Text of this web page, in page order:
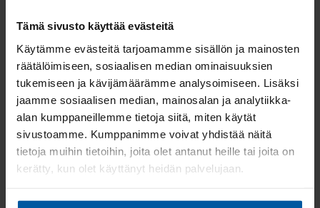
Tämä sivusto käyttää evästeitä
Käytämme evästeitä tarjoamamme sisällön ja mainosten
räätälöimiseen, sosiaalisen median ominaisuuksien
tukemiseen ja kävijämäärämme analysoimiseen. Lisäksi
jaamme sosiaalisen median, mainosalan ja analytiikka-
alan kumppaneillemme tietoja siitä, miten käytät
sivustoamme. Kumppanimme voivat yhdistää näitä
tietoja muihin tietoihin, joita olet antanut heille tai joita on
kerätty, kun olet käyttänyt heidän palvelujaan.